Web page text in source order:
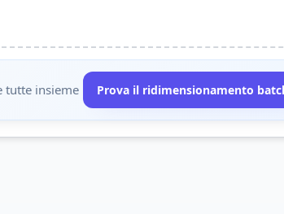
tutte insieme Prova il ridimensionamento